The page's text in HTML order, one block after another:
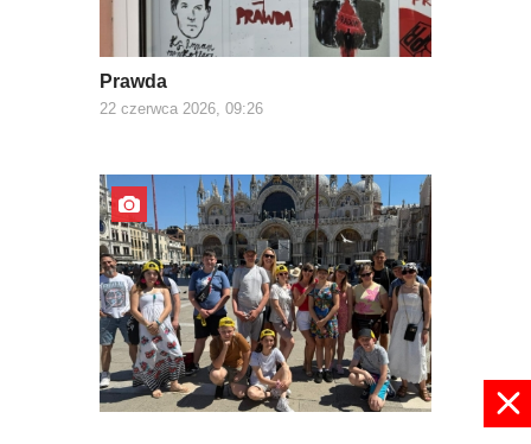
Prawda
22 czerwca 2026, 09:26